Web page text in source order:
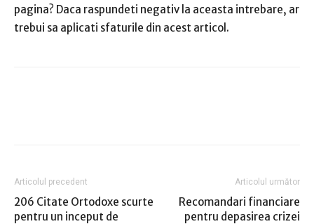
pagina? Daca raspundeti negativ la aceasta intrebare, ar
trebui sa aplicati sfaturile din acest articol.
Articolul precedent
206 Citate Ortodoxe scurte
pentru un inceput de
Articolul următor
Recomandari financiare
pentru depasirea crizei